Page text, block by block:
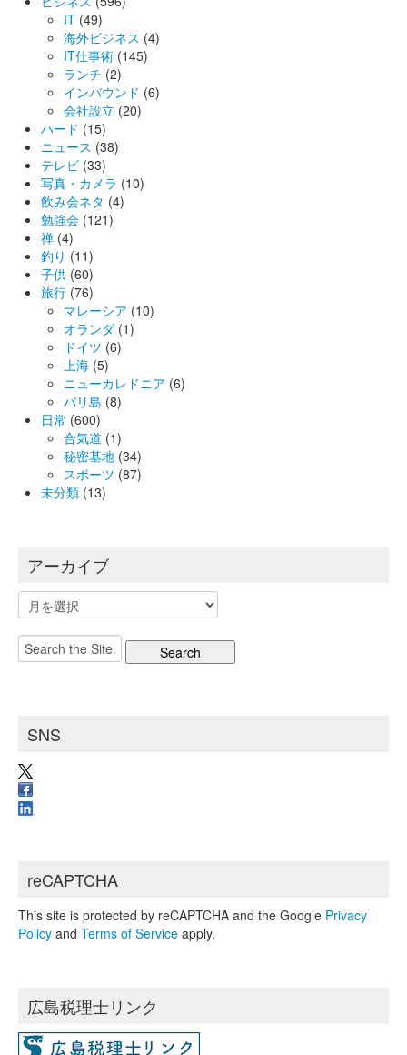
IT (49)
海外ビジネス (4)
IT仕事術 (145)
ランチ (2)
インバウンド (6)
会社設立 (20)
ハード (15)
ニュース (38)
テレビ (33)
写真・カメラ (10)
飲み会ネタ (4)
勉強会 (121)
禅 (4)
釣り (11)
子供 (60)
旅行 (76)
マレーシア (10)
オランダ (1)
ドイツ (6)
上海 (5)
ニューカレドニア (6)
バリ島 (8)
日常 (600)
合気道 (1)
秘密基地 (34)
スポーツ (87)
未分類 (13)
アーカイブ
ア
ー
カ
イ
Search
for:
SNS
reCAPTCHA
This site is protected by reCAPTCHA and the Google Privacy
Policy and Terms of Service apply.
広島税理士リンク